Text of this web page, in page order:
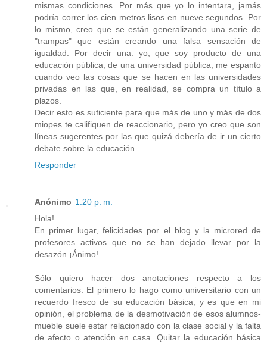
mismas condiciones. Por más que yo lo intentara, jamás
podría correr los cien metros lisos en nueve segundos. Por
lo mismo, creo que se están generalizando una serie de
"trampas" que están creando una falsa sensación de
igualdad. Por decir una: yo, que soy producto de una
educación pública, de una universidad pública, me espanto
cuando veo las cosas que se hacen en las universidades
privadas en las que, en realidad, se compra un título a
plazos.
Decir esto es suficiente para que más de uno y más de dos
miopes te califiquen de reaccionario, pero yo creo que son
líneas sugerentes por las que quizá debería de ir un cierto
debate sobre la educación.
Responder
Anónimo 1:20 p. m.
Hola!
En primer lugar, felicidades por el blog y la microred de
profesores activos que no se han dejado llevar por la
desazón.¡Ánimo!
Sólo quiero hacer dos anotaciones respecto a los
comentarios. El primero lo hago como universitario con un
recuerdo fresco de su educación básica, y es que en mi
opinión, el problema de la desmotivación de esos alumnos-
mueble suele estar relacionado con la clase social y la falta
de afecto o atención en casa. Quitar la educación básica